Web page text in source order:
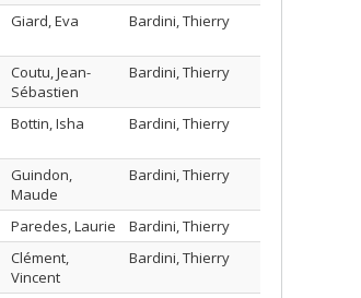
Giard, Eva Bardini, Thierry
Coutu, Jean-
Sébastien
Bardini, Thierry
Bottin, Isha Bardini, Thierry
Guindon,
Maude
Bardini, Thierry
Paredes, Laurie
Bardini, Thierry
Clément,
Vincent
Bardini, Thierry